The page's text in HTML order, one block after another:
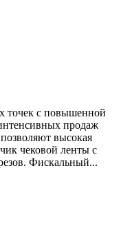
точек с повышенной
продаж
высокая
чековой ленты с
Фискальный...